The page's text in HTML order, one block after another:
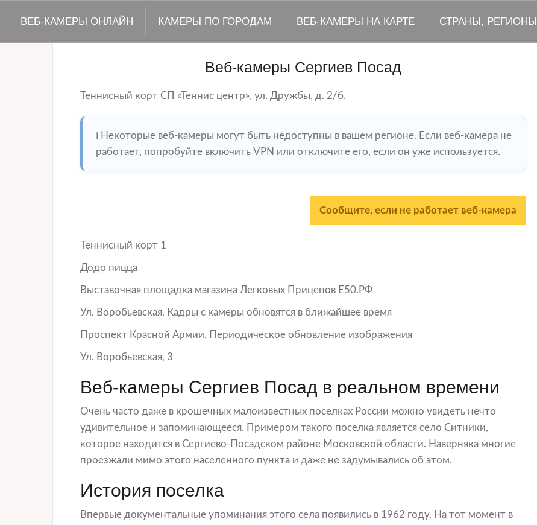
ВЕБ-КАМЕРЫ ОНЛАЙН КАМЕРЫ ПО ГОРОДАМ ВЕБ-КАМЕРЫ НА КАРТЕ СТРАНЫ, РЕГИОНЫ
Веб-камеры Сергиев Посад
Теннисный корт СП «Теннис центр», ул. Дружбы, д. 2/б.
ℹ️ Некоторые веб-камеры могут быть недоступны в вашем регионе. Если веб-камера не
работает, попробуйте включить VPN или отключите его, если он уже используется.
Сообщите, если не работает веб-камера
Теннисный корт 1
Додо пицца
Выставочная площадка магазина Легковых Прицепов Е50.РФ
Ул. Воробьевская. Кадры с камеры обновятся в ближайшее время
Проспект Красной Армии. Периодическое обновление изображения
Ул. Воробьевская, 3
Веб-камеры Сергиев Посад в реальном времени
Очень часто даже в крошечных малоизвестных поселках России можно увидеть нечто
удивительное и запоминающееся. Примером такого поселка является село Ситники,
которое находится в Сергиево-Посадском районе Московской области. Наверняка многие
проезжали мимо этого населенного пункта и даже не задумывались об этом.
История поселка
Впервые документальные упоминания этого села появились в 1962 году. На тот момент в